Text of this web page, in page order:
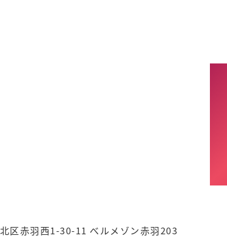
区赤羽西1-30-11 べルメゾン赤羽203